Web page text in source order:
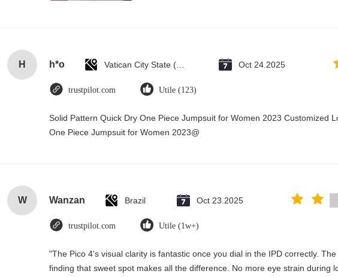
H h*o Oct 24.2025
trustpilot.com Utile (123)
Solid Pattern Quick Dry One Piece Jumpsuit for Women 2023 Customized
One Piece Jumpsuit for Women 2023@
W Wanzan Brazil Oct 23.2025
trustpilot.com Utile (1w+)
"The Pico 4's visual clarity is fantastic once you dial in the IPD correctly.
finding that sweet spot makes all the difference. No more eye strain during